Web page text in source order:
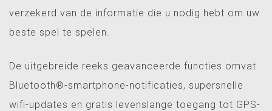
verzekerd van de informatie die u nodig hebt om uw
beste spel te spelen.
De uitgebreide reeks geavanceerde functies omvat
Bluetooth®-smartphone-notificaties, supersnelle
wifi-updates en gratis levenslange toegang tot GPS-